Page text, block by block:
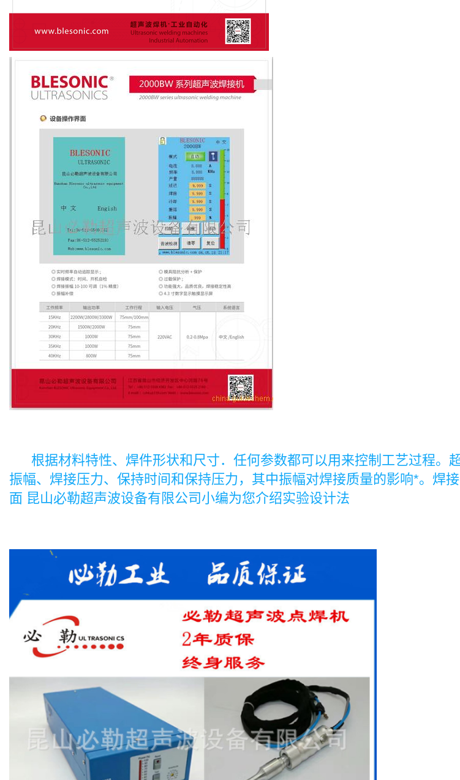
根据材料特性、焊件形状和尺寸．任何参数都可以用来控制工艺过程。
振幅、焊接压力、保持时间和保持压力，其中振幅对焊接质量的影响*。焊
面 昆山必勒超声波设备有限公司小编为您介绍实验设计法